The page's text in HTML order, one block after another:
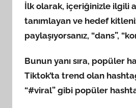
İlk olarak, içeriğinizle ilgili
tanımlayan ve hedef
paylaşıyorsanız, “dans”,
Bunun yanı sıra, popüler
Tiktok’ta trend olan
“#viral” gibi popüler